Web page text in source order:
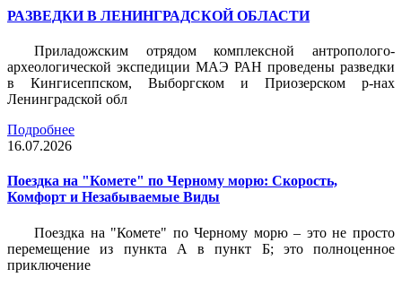
РАЗВЕДКИ В ЛЕНИНГРАДСКОЙ ОБЛАСТИ
Приладожским отрядом комплексной антрополого-
археологической экспедиции МАЭ РАН проведены разведки
в Кингисеппском, Выборгском и Приозерском р-нах
Ленинградской обл
Подробнее
16.07.2026
Поездка на "Комете" по Черному морю: Скорость,
Комфорт и Незабываемые Виды
Поездка на "Комете" по Черному морю – это не просто
перемещение из пункта А в пункт Б; это полноценное
приключение